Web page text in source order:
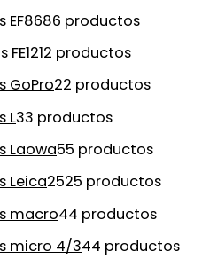
EF8686 productos
FE1212 productos
GoPro22 productos
L33 productos
Laowa55 productos
Leica2525 productos
macro44 productos
micro 4/344 productos